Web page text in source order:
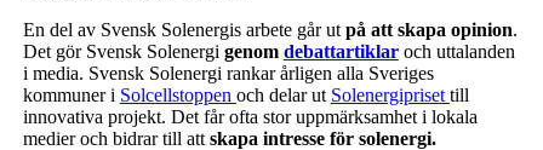
En del av Svensk Solenergis arbete går ut på att skapa opinion.
Det gör Svensk Solenergi genom debattartiklaroch uttalanden
i media. Svensk Solenergi rankar årligen alla Sveriges
kommuner i Solcellstoppen och delar ut Solenergipriset till
innovativa projekt. Det får ofta stor uppmärksamhet i lokala
medier och bidrar till att skapa intresse för solenergi.